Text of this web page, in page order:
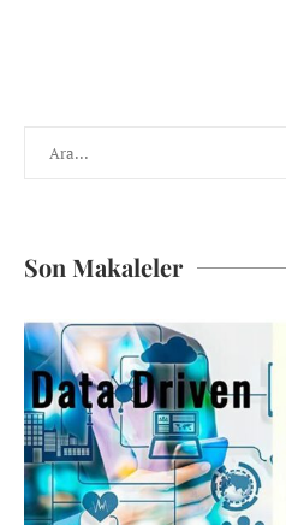
Son Makaleler